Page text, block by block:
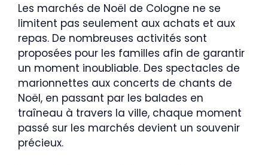
Les marchés de Noël de Cologne ne se
limitent pas seulement aux achats et aux
repas. De nombreuses activités sont
proposées pour les familles afin de garantir
un moment inoubliable. Des spectacles de
marionnettes aux concerts de chants de
Noël, en passant par les balades en
traîneau à travers la ville, chaque moment
passé sur les marchés devient un souvenir
précieux.